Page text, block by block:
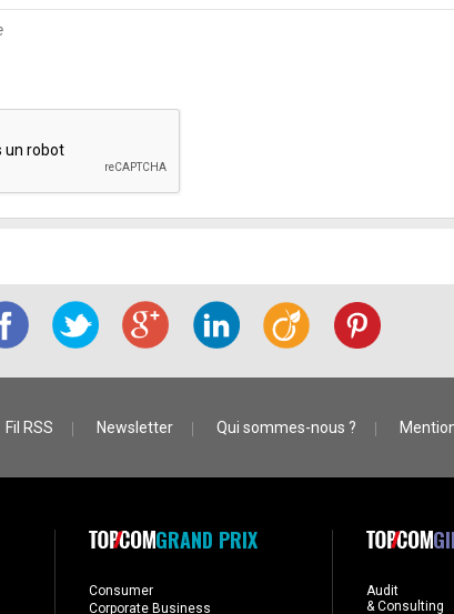
Fil RSS Newsletter Qui sommes-nous ?
GRAND PRIX
Consumer
Corporate Business
Audit
& Consulting